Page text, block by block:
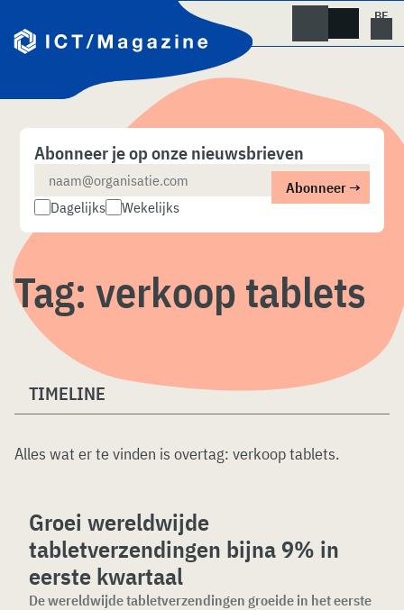
naar
content
Abonneer je op onze nieuwsbrieven
Dagelijks Wekelijks
Tag: verkoop tablets
TIMELINE
Alles wat er te vinden is overtag: verkoop tablets.
Groei wereldwijde
tabletverzendingen bijna 9% in
eerste kwartaal
De wereldwijde tabletverzendingen groeide in het eerste